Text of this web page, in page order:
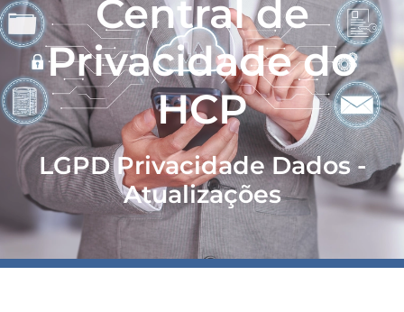
Central de
Privacidade do
HCP
LGPD Privacidade Dados -
Atualizações